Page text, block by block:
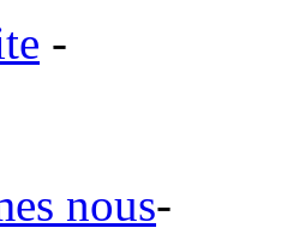
-
nous-